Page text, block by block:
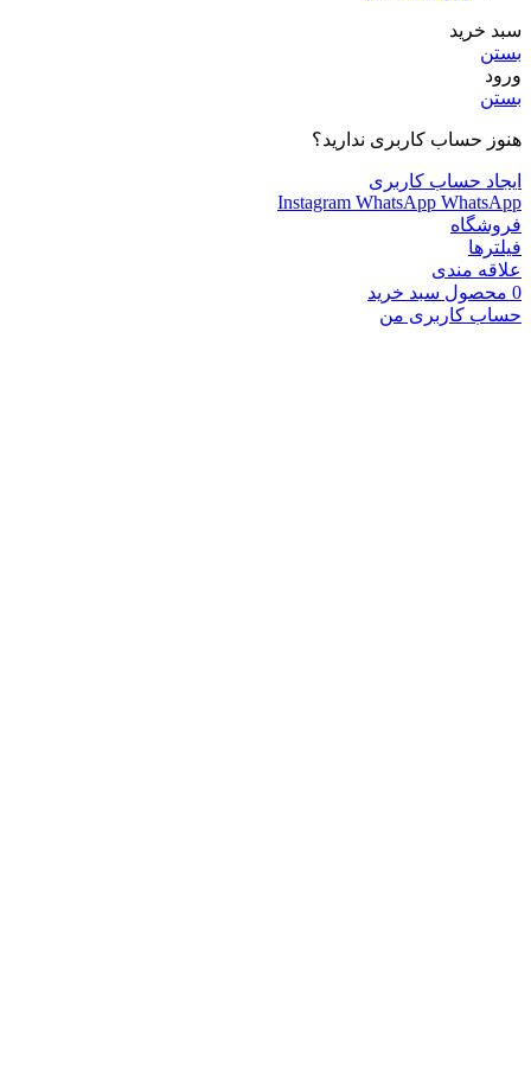
سبد خرید
بستن
ورود
بستن
هنوز حساب کاربری ندارید؟
ایجاد حساب کاربری
Instagram WhatsApp WhatsApp
فروشگاه
فیلترها
علاقه مندی
0 محصول سبد خرید
حساب کاربری من